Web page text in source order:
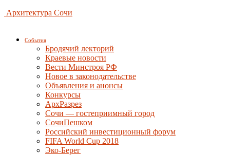
Архитектура Сочи
События
Бродячий лекторий
Краевые новости
Вести Минстроя РФ
Новое в законодательстве
Объявления и анонсы
Конкурсы
АрхРазрез
Сочи — гостеприимный город
СочиПешком
Российский инвестиционный форум
FIFA World Cup 2018
Эко-Берег